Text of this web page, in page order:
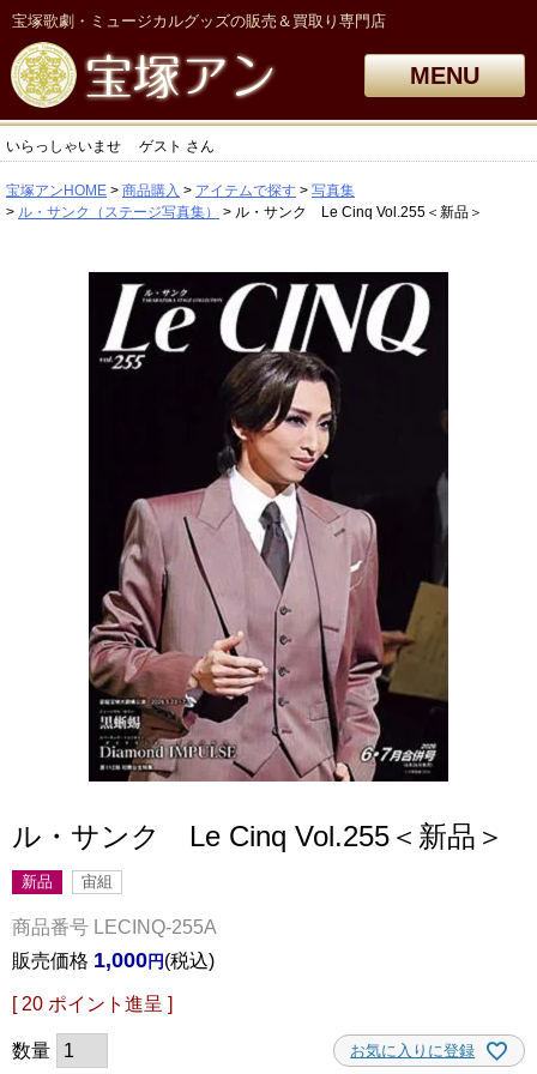
宝塚歌劇・ミュージカルグッズの販売＆買取り専門店
MENU
いらっしゃいませ ゲスト さん
宝塚アンHOME 商品購入 アイテムで探す
写真集
ル・サンク（ステージ写真集）
ル・サンク Le Cinq Vol.255＜新品＞
ル・サンク Le Cinq Vol.255＜新品＞
新品 宙組
商品番号 LECINQ-255A
販売価格 1,000 税込
[ 20 ポイント進呈 ]
お気に入りに登録